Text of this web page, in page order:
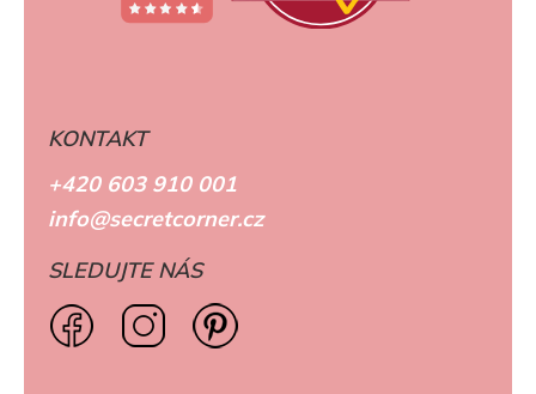
KONTAKT
+420 603 910 001
info@secretcorner.cz
SLEDUJTE NÁS